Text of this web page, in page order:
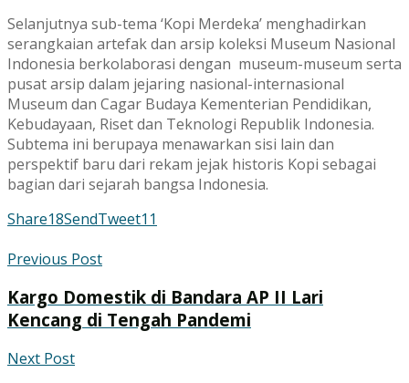
Selanjutnya sub-tema ‘Kopi Merdeka’ menghadirkan
serangkaian artefak dan arsip koleksi Museum Nasional
Indonesia berkolaborasi dengan museum-museum serta
pusat arsip dalam jejaring nasional-internasional
Museum dan Cagar Budaya Kementerian Pendidikan,
Kebudayaan, Riset dan Teknologi Republik Indonesia.
Subtema ini berupaya menawarkan sisi lain dan
perspektif baru dari rekam jejak historis Kopi sebagai
bagian dari sejarah bangsa Indonesia.
Share18SendTweet11
Previous Post
Kargo Domestik di Bandara AP II Lari
Kencang di Tengah Pandemi
Next Post